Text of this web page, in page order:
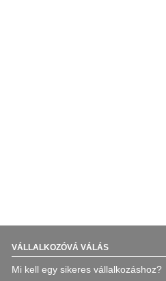
VÁLLALKOZÓVÁ VÁLÁS
Mi kell egy sikeres vállalkozáshoz?